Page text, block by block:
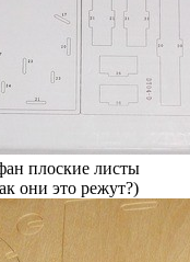
плоские листы
они это режут?)